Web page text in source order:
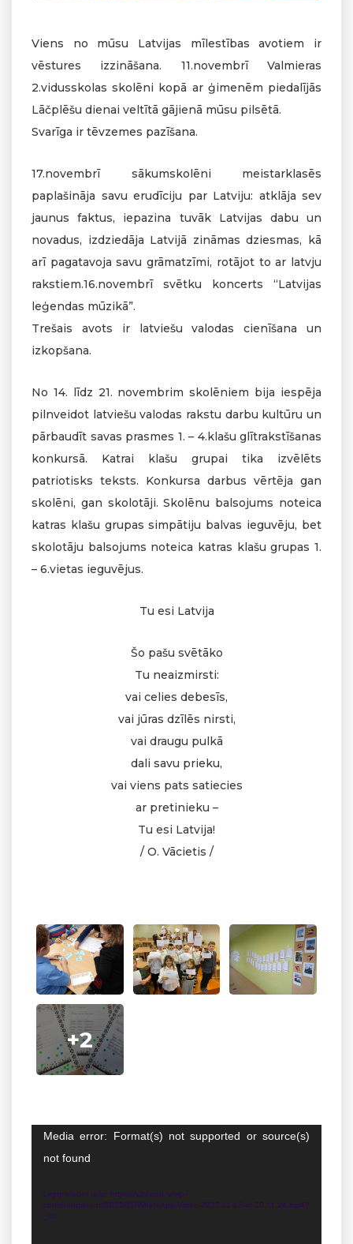
Viens no mūsu Latvijas mīlestības avotiem ir
vēstures izzināšana. 11.novembrī Valmieras
2.vidusskolas skolēni kopā ar ģimenēm piedalījās
Lāčplēšu dienai veltītā gājienā mūsu pilsētā.
Svarīga ir tēvzemes pazīšana.
17.novembrī sākumskolēni meistarklasēs
paplašināja savu erudīciju par Latviju: atklāja sev
jaunus faktus, iepazina tuvāk Latvijas dabu un
novadus, izdziedāja Latvijā zināmas dziesmas, kā
arī pagatavoja savu grāmatzīmi, rotājot to ar latvju
rakstiem.16.novembrī svētku koncerts “Latvijas
leģendas mūzikā”.
Trešais avots ir latviešu valodas cienīšana un
izkopšana.
No 14. līdz 21. novembrim skolēniem bija iespēja
pilnveidot latviešu valodas rakstu darbu kultūru un
pārbaudīt savas prasmes 1. – 4.klašu glītrakstīšanas
konkursā. Katrai klašu grupai tika izvēlēts
patriotisks teksts. Konkursa darbus vērtēja gan
skolēni, gan skolotāji. Skolēnu balsojums noteica
katras klašu grupas simpātiju balvas ieguvēju, bet
skolotāju balsojums noteica katras klašu grupas 1.
– 6.vietas ieguvējus.
Tu esi Latvija
Šo pašu svētāko
Tu neaizmirsti:
vai celies debesīs,
vai jūras dzīlēs nirsti,
vai draugu pulkā
dali savu prieku,
vai viens pats satiecies
ar pretinieku –
Tu esi Latvija!
/ O. Vācietis /
+2
Video
Media error: Format(s) not supported or source(s)
not found
Lejupielādēt failu: https://v2v.edu.lv/wp-
content/uploads/2022/11/WhatsApp-Video-2022-11-23-at-20.11.24.mp4?
_=1